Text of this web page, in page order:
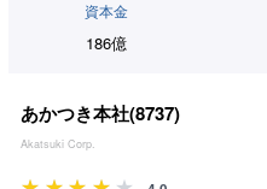
資本金
186億
あかつき本社(8737)
Akatsuki Corp.